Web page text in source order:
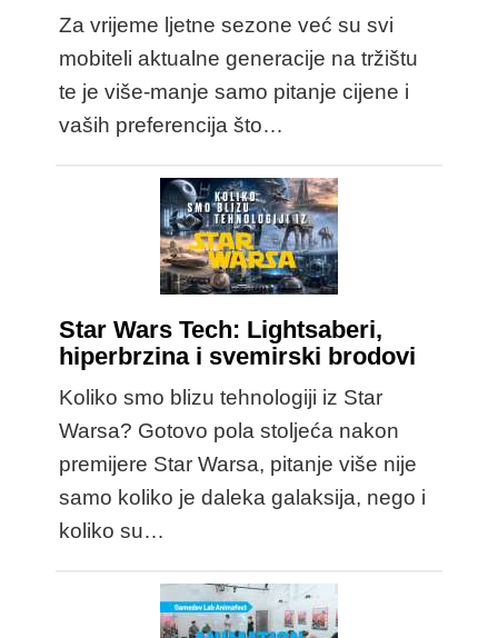
Za vrijeme ljetne sezone već su svi
mobiteli aktualne generacije na tržištu
te je više-manje samo pitanje cijene i
vaših preferencija što…
Star Wars Tech: Lightsaberi,
hiperbrzina i svemirski brodovi
Koliko smo blizu tehnologiji iz Star
Warsa? Gotovo pola stoljeća nakon
premijere Star Warsa, pitanje više nije
samo koliko je daleka galaksija, nego i
koliko su…